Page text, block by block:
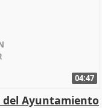
04:47
del Ayuntamiento